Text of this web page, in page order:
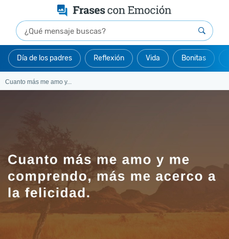
Día de los padres Reflexión Vida Bonitas
Cuanto más me amo y...